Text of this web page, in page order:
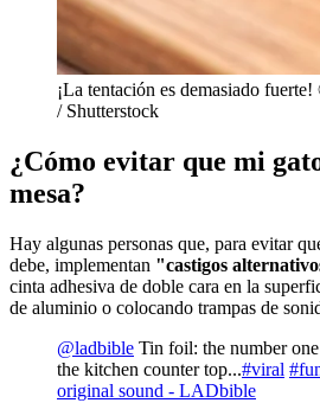
¡La tentación es demasiado
/ Shutterstock
¿Cómo evitar que mi
mesa?
Hay algunas personas que, para evitar
debe, implementan "castigos
cinta adhesiva de doble cara en la
de aluminio o colocando trampas de
@ladbible Tin foil: the number
the kitchen counter top...#viral
original sound - LADbible